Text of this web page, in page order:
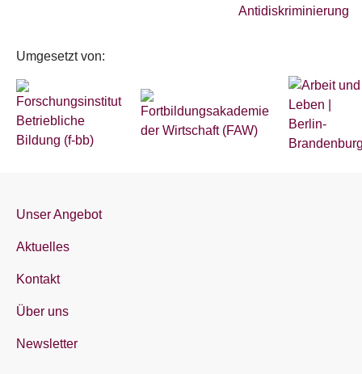
Umgesetzt von:
Unser Angebot
Aktuelles
Kontakt
Über uns
Newsletter